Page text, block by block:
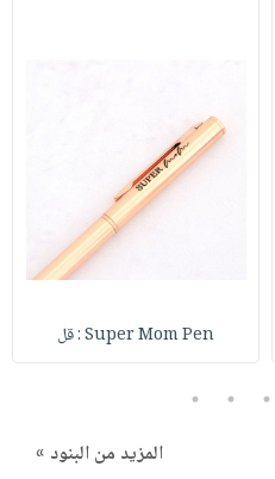
Super Mom Pen : قل
3
4
5
المزيد من البنود »